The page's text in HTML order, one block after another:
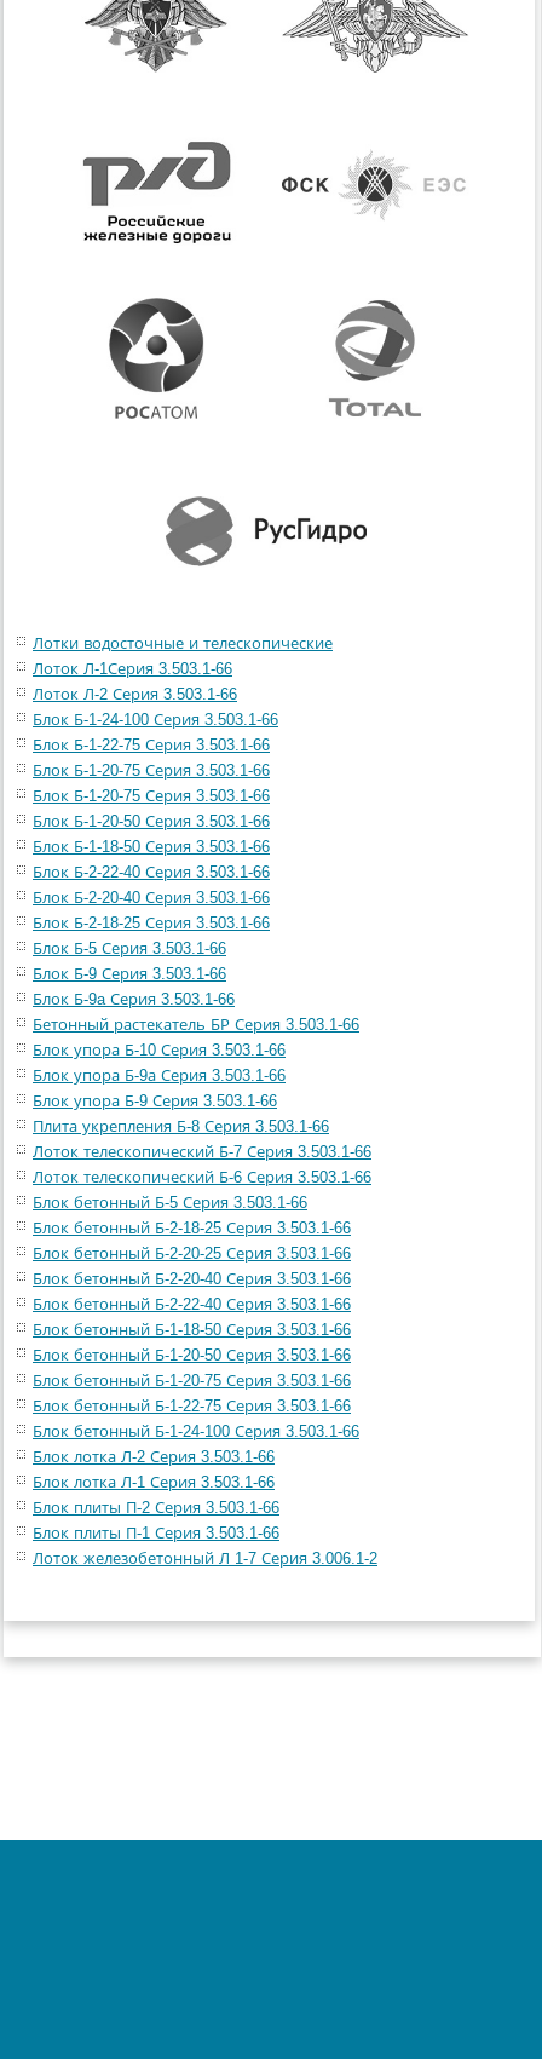
Лотки водосточные и телескопические
Лоток Л-1Серия 3.503.1-66
Лоток Л-2 Серия 3.503.1-66
Блок Б-1-24-100 Серия 3.503.1-66
Блок Б-1-22-75 Серия 3.503.1-66
Блок Б-1-20-75 Серия 3.503.1-66
Блок Б-1-20-75 Серия 3.503.1-66
Блок Б-1-20-50 Серия 3.503.1-66
Блок Б-1-18-50 Серия 3.503.1-66
Блок Б-2-22-40 Серия 3.503.1-66
Блок Б-2-20-40 Серия 3.503.1-66
Блок Б-2-18-25 Серия 3.503.1-66
Блок Б-5 Серия 3.503.1-66
Блок Б-9 Серия 3.503.1-66
Блок Б-9a Серия 3.503.1-66
Бетонный растекатель БР Серия 3.503.1-66
Блок упора Б-10 Серия 3.503.1-66
Блок упора Б-9а Серия 3.503.1-66
Блок упора Б-9 Серия 3.503.1-66
Плита укрепления Б-8 Серия 3.503.1-66
Лоток телескопический Б-7 Серия 3.503.1-66
Лоток телескопический Б-6 Серия 3.503.1-66
Блок бетонный Б-5 Серия 3.503.1-66
Блок бетонный Б-2-18-25 Серия 3.503.1-66
Блок бетонный Б-2-20-25 Серия 3.503.1-66
Блок бетонный Б-2-20-40 Серия 3.503.1-66
Блок бетонный Б-2-22-40 Серия 3.503.1-66
Блок бетонный Б-1-18-50 Серия 3.503.1-66
Блок бетонный Б-1-20-50 Серия 3.503.1-66
Блок бетонный Б-1-20-75 Серия 3.503.1-66
Блок бетонный Б-1-22-75 Серия 3.503.1-66
Блок бетонный Б-1-24-100 Серия 3.503.1-66
Блок лотка Л-2 Серия 3.503.1-66
Блок лотка Л-1 Серия 3.503.1-66
Блок плиты П-2 Серия 3.503.1-66
Блок плиты П-1 Серия 3.503.1-66
Лоток железобетонный Л 1-7 Серия 3.006.1-2